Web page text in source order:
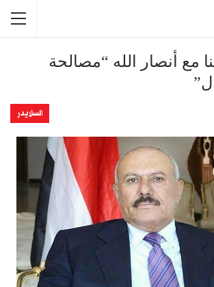
مع أنصار الله “مصالحة
السلايدر